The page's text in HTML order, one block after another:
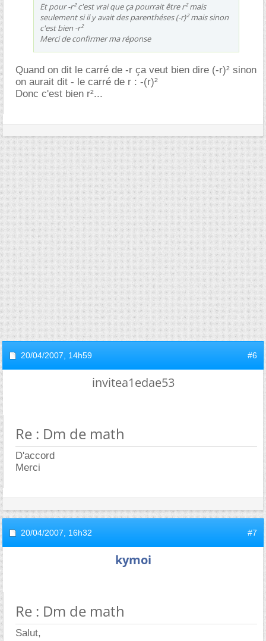
Et pour -r² c'est vrai que ça pourrait être r² mais
seulement si il y avait des parenthéses (-r)² mais sinon
c'est bien -r²
Merci de confirmer ma réponse
Quand on dit le carré de -r ça veut bien dire (-r)² sinon
on aurait dit - le carré de r : -(r)²
Donc c'est bien r²...
20/04/2007, 14h59 #6
invitea1edae53
Re : Dm de math
D'accord
Merci
20/04/2007, 16h32 #7
kymoi
Re : Dm de math
Salut,